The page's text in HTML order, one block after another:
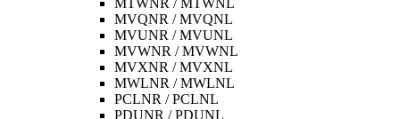
MTWNR / MTWNL
MVQNR / MVQNL
MVUNR / MVUNL
MVWNR / MVWNL
MVXNR / MVXNL
MWLNR / MWLNL
PCLNR / PCLNL
PDUNR / PDUNL